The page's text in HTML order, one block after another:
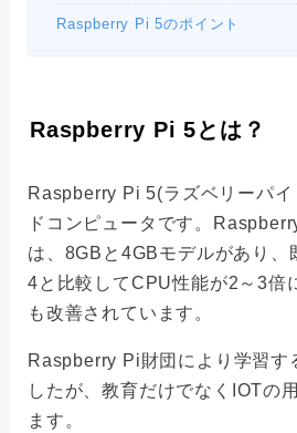
Raspberry Pi 5のポイント
Raspberry Pi 5とは？
Raspberry Pi 5(ラズベリーパ
ドコンピュータです。
は、8GBと4GBモデルがあり
4と比較してCPU性能が2～3倍
も改善されています。
Raspberry Pi財団により学習す
したが、教育だけでなくIOTの
ます。